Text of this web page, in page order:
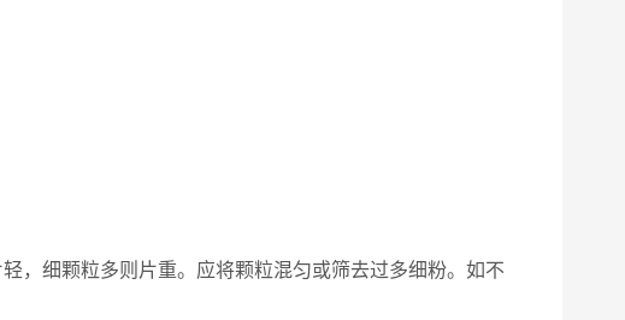
细颗粒多则片重。应将颗粒混匀或筛去过多细粉。如不